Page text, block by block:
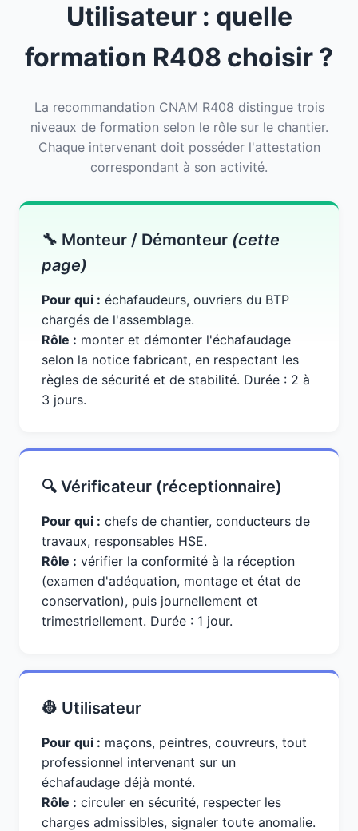
Utilisateur : quelle
formation R408 choisir ?
La recommandation CNAM R408 distingue trois
niveaux de formation selon le rôle sur le chantier.
Chaque intervenant doit posséder l'attestation
correspondant à son activité.
🔧 Monteur / Démonteur (cette
page)
Pour qui : échafaudeurs, ouvriers du BTP
chargés de l'assemblage.
Rôle : monter et démonter l'échafaudage
selon la notice fabricant, en respectant les
règles de sécurité et de stabilité. Durée : 2 à
3 jours.
🔍 Vérificateur (réceptionnaire)
Pour qui : chefs de chantier, conducteurs de
travaux, responsables HSE.
Rôle : vérifier la conformité à la réception
(examen d'adéquation, montage et état de
conservation), puis journellement et
trimestriellement. Durée : 1 jour.
👷 Utilisateur
Pour qui : maçons, peintres, couvreurs, tout
professionnel intervenant sur un
échafaudage déjà monté.
Rôle : circuler en sécurité, respecter les
charges admissibles, signaler toute anomalie.